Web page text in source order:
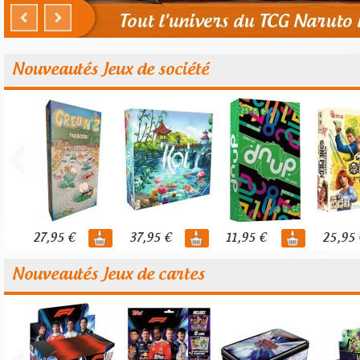
Nouveautés Jeux de société
27,95 € 37,95 € 11,95 € 25,95
Nouveautés Jeux de cartes